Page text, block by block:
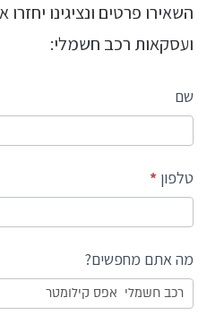
השאירו פרטים ונציגינו
ועסקאות רכב חשמלי:
בקשה -
אפס
קילומטרים
שם
טלפון *
מה אתם מחפשים?